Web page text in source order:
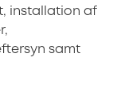
installation af
samt